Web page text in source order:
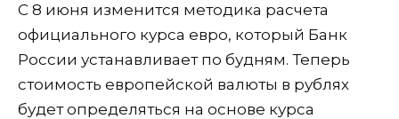
С 8 июня изменится методика расчета
официального курса евро, который Банк
России устанавливает по будням. Теперь
стоимость европейской валюты в рублях
будет определяться на основе курса